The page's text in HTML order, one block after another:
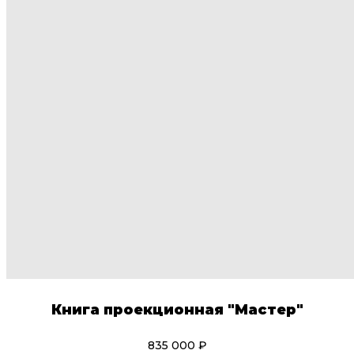
Книга проекционная "Мастер"
835 000 ₽